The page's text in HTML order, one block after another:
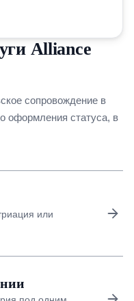
Alliance
сопровождение в
оформления статуса, в
или